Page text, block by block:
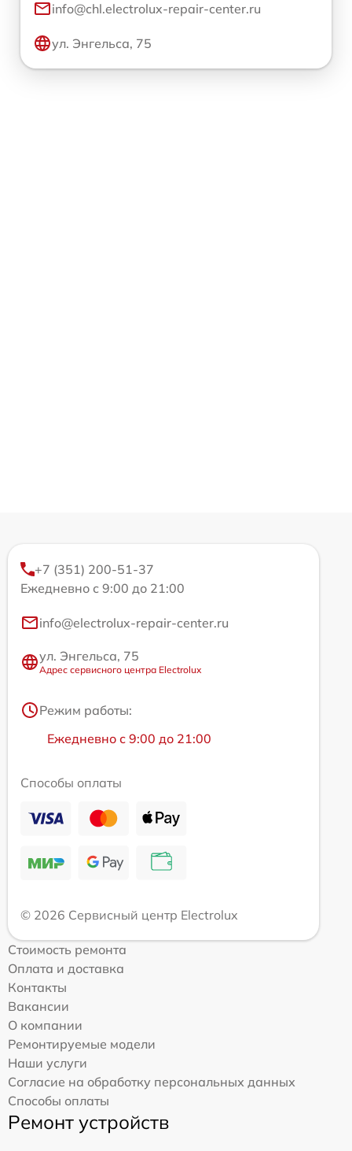
info@chl.electrolux-repair-center.ru
ул. Энгельса, 75
+7 (351) 200-51-37
Ежедневно с 9:00 до 21:00
info@electrolux-repair-center.ru
ул. Энгельса, 75
Адрес сервисного центра Electrolux
Режим работы:
Ежедневно с 9:00 до 21:00
Способы оплаты
© 2026 Сервисный центр Electrolux
Стоимость ремонта
Оплата и доставка
Контакты
Вакансии
О компании
Ремонтируемые модели
Наши услуги
Согласие на обработку персональных данных
Способы оплаты
Ремонт устройств